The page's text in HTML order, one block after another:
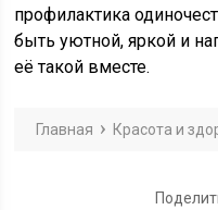
профилактика
быть уютной, яркой и
её такой вместе.
Главная Красота и